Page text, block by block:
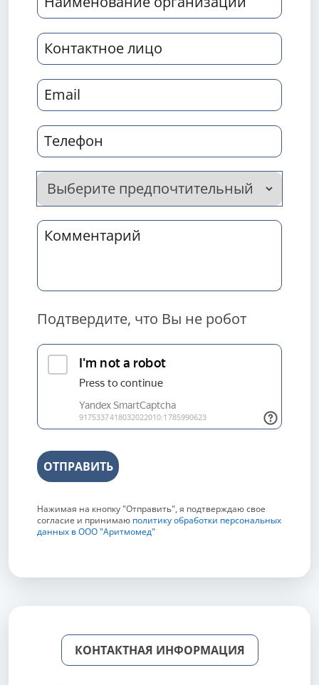
Подтвердите, что Вы не робот
ОТПРАВИТЬ
Нажимая на кнопку "Отправить", я подтверждаю свое
согласие и принимаю политику обработки персональных
данных в ООО "Аритмомед"
КОНТАКТНАЯ ИНФОРМАЦИЯ